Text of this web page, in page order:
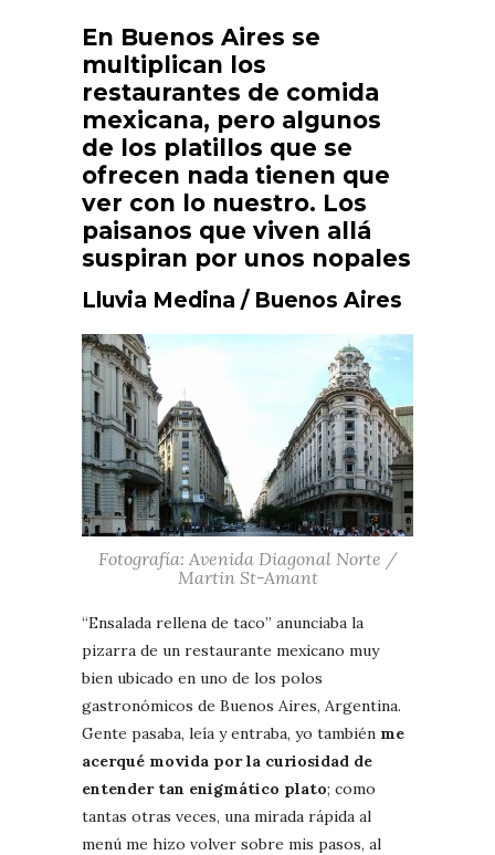
En Buenos Aires se
multiplican los
restaurantes de comida
mexicana, pero algunos
de los platillos que se
ofrecen nada tienen que
ver con lo nuestro. Los
paisanos que viven allá
suspiran por unos nopales
Lluvia Medina / Buenos Aires
Fotografía: Avenida Diagonal Norte /
Martin St-Amant
“Ensalada rellena de taco” anunciaba la
pizarra de un restaurante mexicano muy
bien ubicado en uno de los polos
gastronómicos de Buenos Aires, Argentina.
Gente pasaba, leía y entraba, yo también me
acerqué movida por la curiosidad de
entender tan enigmático plato; como
tantas otras veces, una mirada rápida al
menú me hizo volver sobre mis pasos, al